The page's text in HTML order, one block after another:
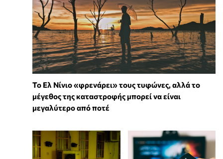
Το Ελ Νίνιο «φρενάρει» τους τυφώνες, αλλά το
μέγεθος της καταστροφής μπορεί να είναι
μεγαλύτερο από ποτέ